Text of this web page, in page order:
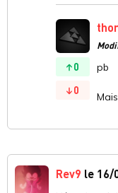
0
0
pb
Rev9 le 16/